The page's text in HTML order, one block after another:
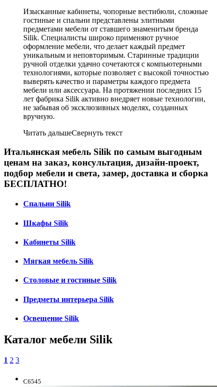
Изысканные кабинеты, чопорные вестибюли, сложные
гостиные и спальни представлены элитными
предметами мебели от ставшего знаменитым бренда
Silik. Специалисты широко применяют ручное
оформление мебели, что делает каждый предмет
уникальным и неповторимым. Старинные традиции
ручной отделки удачно сочетаются с компьютерными
технологиями, которые позволяет с высокой точностью
выверять качество и параметры каждого предмета
мебели или аксессуара. На протяжении последних 15
лет фабрика Silik активно внедряет новые технологии,
не забывая об эксклюзивных моделях, созданных
вручную.
Читать дальшеСвернуть текст
Итальянская мебель Silik по самым выгодным
ценам на заказ, консультация, дизайн-проект,
подбор мебели и света, замер, доставка и сборка
БЕСПЛАТНО!
Спальни Silik
Шкафы Silik
Кабинеты Silik
Мягкая мебель Silik
Столовые и гостиные Silik
Предметы интерьера Silik
Освещение Silik
Каталог мебели Silik
1 2 3
C6545